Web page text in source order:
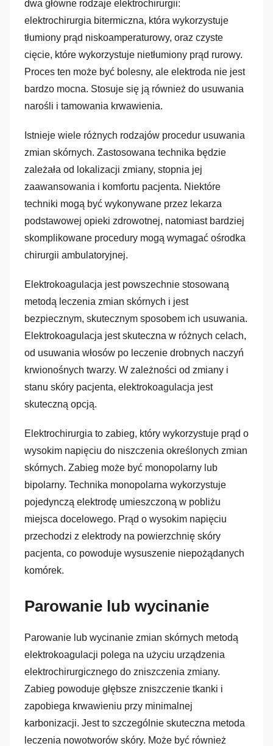
dwa główne rodzaje elektrochirurgii:
elektrochirurgia bitermiczna, która wykorzystuje
tłumiony prąd niskoamperaturowy, oraz czyste
cięcie, które wykorzystuje nietłumiony prąd rurowy.
Proces ten może być bolesny, ale elektroda nie jest
bardzo mocna. Stosuje się ją również do usuwania
narośli i tamowania krwawienia.
Istnieje wiele różnych rodzajów procedur usuwania
zmian skórnych. Zastosowana technika będzie
zależała od lokalizacji zmiany, stopnia jej
zaawansowania i komfortu pacjenta. Niektóre
techniki mogą być wykonywane przez lekarza
podstawowej opieki zdrowotnej, natomiast bardziej
skomplikowane procedury mogą wymagać ośrodka
chirurgii ambulatoryjnej.
Elektrokoagulacja jest powszechnie stosowaną
metodą leczenia zmian skórnych i jest
bezpiecznym, skutecznym sposobem ich usuwania.
Elektrokoagulacja jest skuteczna w różnych celach,
od usuwania włosów po leczenie drobnych naczyń
krwionośnych twarzy. W zależności od zmiany i
stanu skóry pacjenta, elektrokoagulacja jest
skuteczną opcją.
Elektrochirurgia to zabieg, który wykorzystuje prąd o
wysokim napięciu do niszczenia określonych zmian
skórnych. Zabieg może być monopolarny lub
bipolarny. Technika monopolarna wykorzystuje
pojedynczą elektrodę umieszczoną w pobliżu
miejsca docelowego. Prąd o wysokim napięciu
przechodzi z elektrody na powierzchnię skóry
pacjenta, co powoduje wysuszenie niepożądanych
komórek.
Parowanie lub wycinanie
Parowanie lub wycinanie zmian skórnych metodą
elektrokoagulacji polega na użyciu urządzenia
elektrochirurgicznego do zniszczenia zmiany.
Zabieg powoduje głębsze zniszczenie tkanki i
zapobiega krwawieniu przy minimalnej
karbonizacji. Jest to szczególnie skuteczna metoda
leczenia nowotworów skóry. Może być również